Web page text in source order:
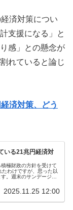
済対策につい
支援になる」と
感」との懸念が
れていると論じ
済対策、どう
いる21兆円経済対
極財政の方針を受けて
わけですが、思った以
。週末のサンデージャ
...2025.11.25 12:00